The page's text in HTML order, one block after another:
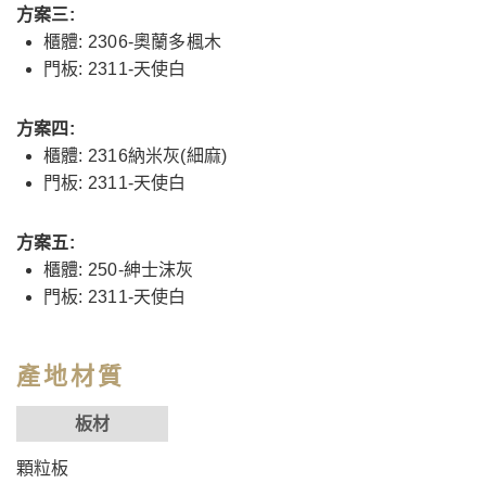
方案三:
櫃體: 2306-奧蘭多楓木
門板: 2311-天使白
方案四:
櫃體: 2316納米灰(細麻)
門板: 2311-天使白
方案五:
櫃體: 250-紳士沫灰
門板: 2311-天使白
產地材質
板材
顆粒板